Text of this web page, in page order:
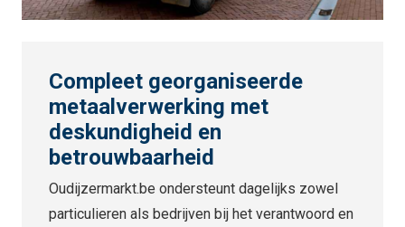
Compleet georganiseerde
metaalverwerking met
deskundigheid en
betrouwbaarheid
Oudijzermarkt.be ondersteunt dagelijks zowel
particulieren als bedrijven bij het verantwoord en